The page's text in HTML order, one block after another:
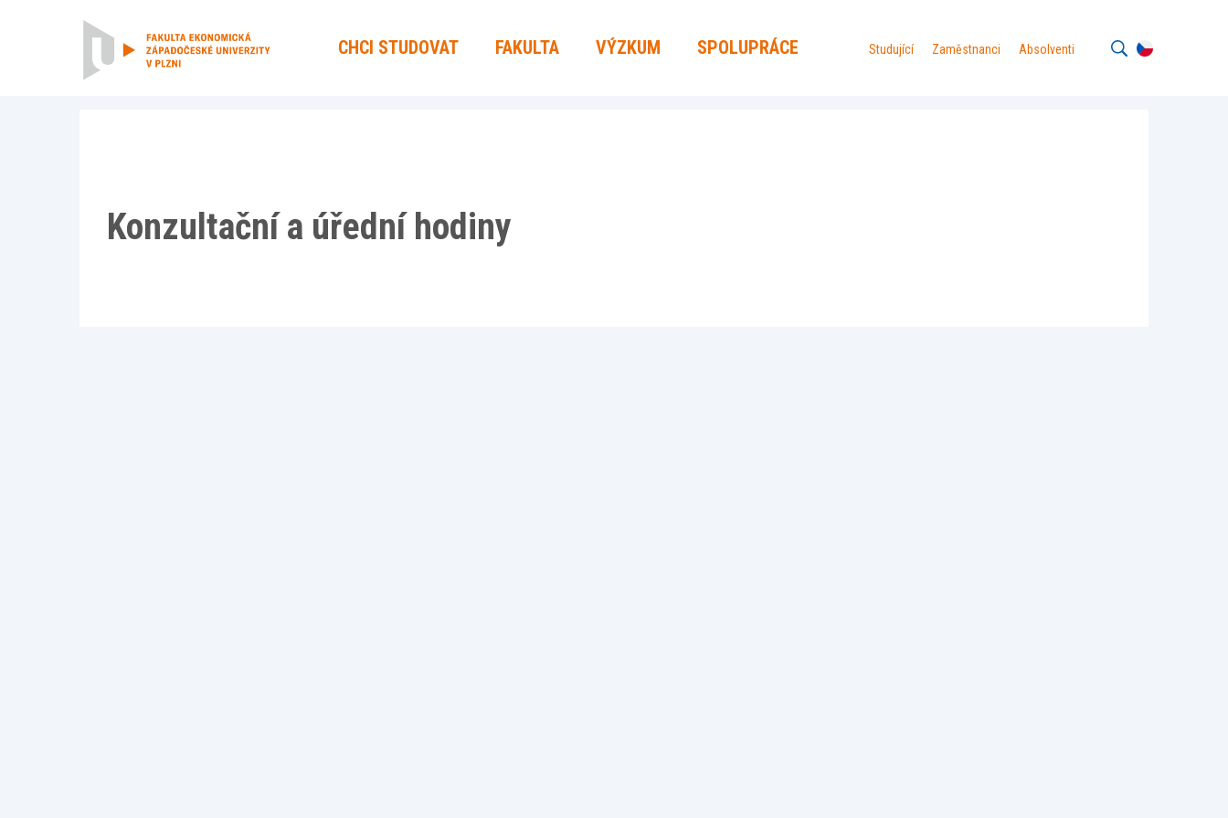
CHCI STUDOVAT FAKULTA VÝZKUM SPOLUPRÁCE Studující Zaměstnanci Absolventi
Konzultační a úřední hodiny